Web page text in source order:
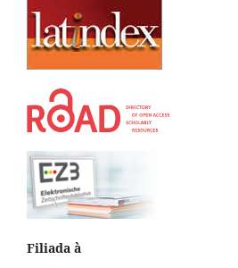
Filiada à